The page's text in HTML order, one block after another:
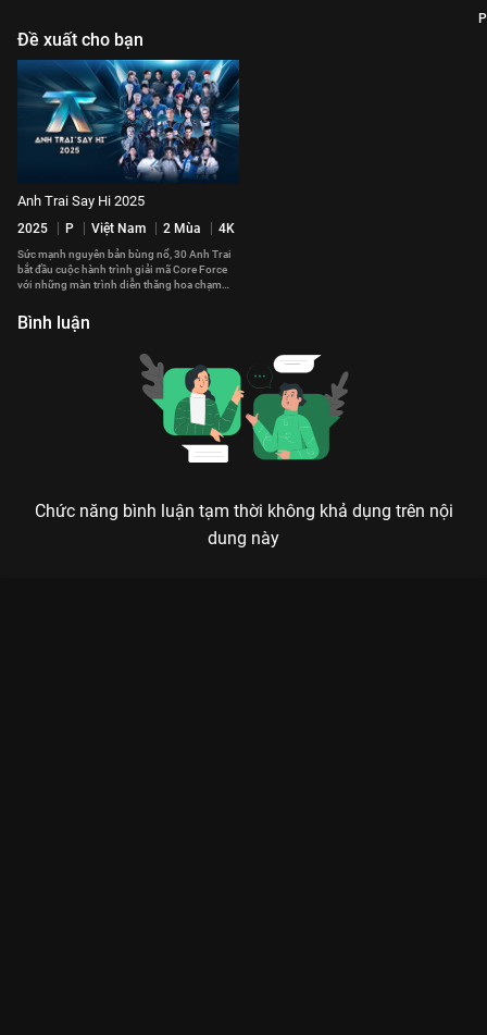
P
Đề xuất cho bạn
Anh Trai Say Hi 2025
2025 P Việt Nam 2 Mùa 4K
Sức mạnh nguyên bản bùng nổ, 30 Anh Trai
bắt đầu cuộc hành trình giải mã Core Force
với những màn trình diễn thăng hoa chạm
Bình luận
Chức năng bình luận tạm thời không khả dụng trên nội
dung này